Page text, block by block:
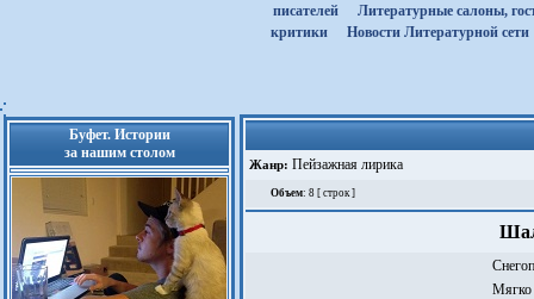
писателей
Литературные салоны,
критики
Новости Литературной сети
Буфет. Истории
за нашим столом
Жанр: Пейзажная лирика
Объем: 8 [ строк ]
Мягко